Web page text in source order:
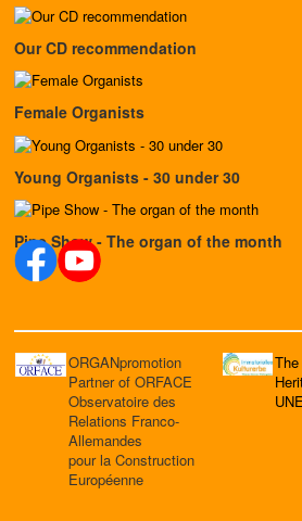
Our CD recommendation
Female Organists
Young Organists - 30 under 30
Pipe Show - The organ of the month
ORGANpromotion
Partner of ORFACE
Observatoire des
Relations Franco-
Allemandes
pour la Construction
Européenne